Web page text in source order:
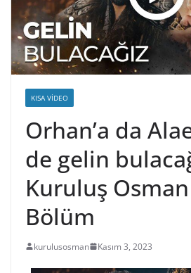
KISA VIDEO
Orhan’a da
de gelin
Kuruluş
Bölüm
kurulusosman Kasım 3, 2023